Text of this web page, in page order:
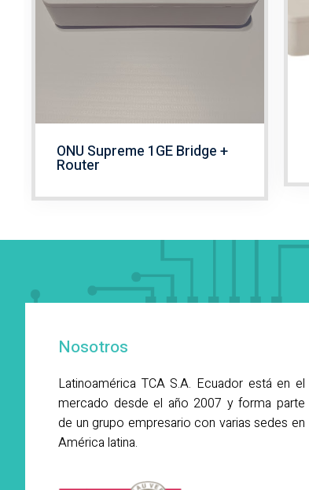
ONU Supreme 1GE Bridge +
Router
Nosotros
Latinoamérica TCA S.A. Ecuador está en el
mercado desde el año 2007 y forma parte
de un grupo empresario con varias sedes en
América latina.